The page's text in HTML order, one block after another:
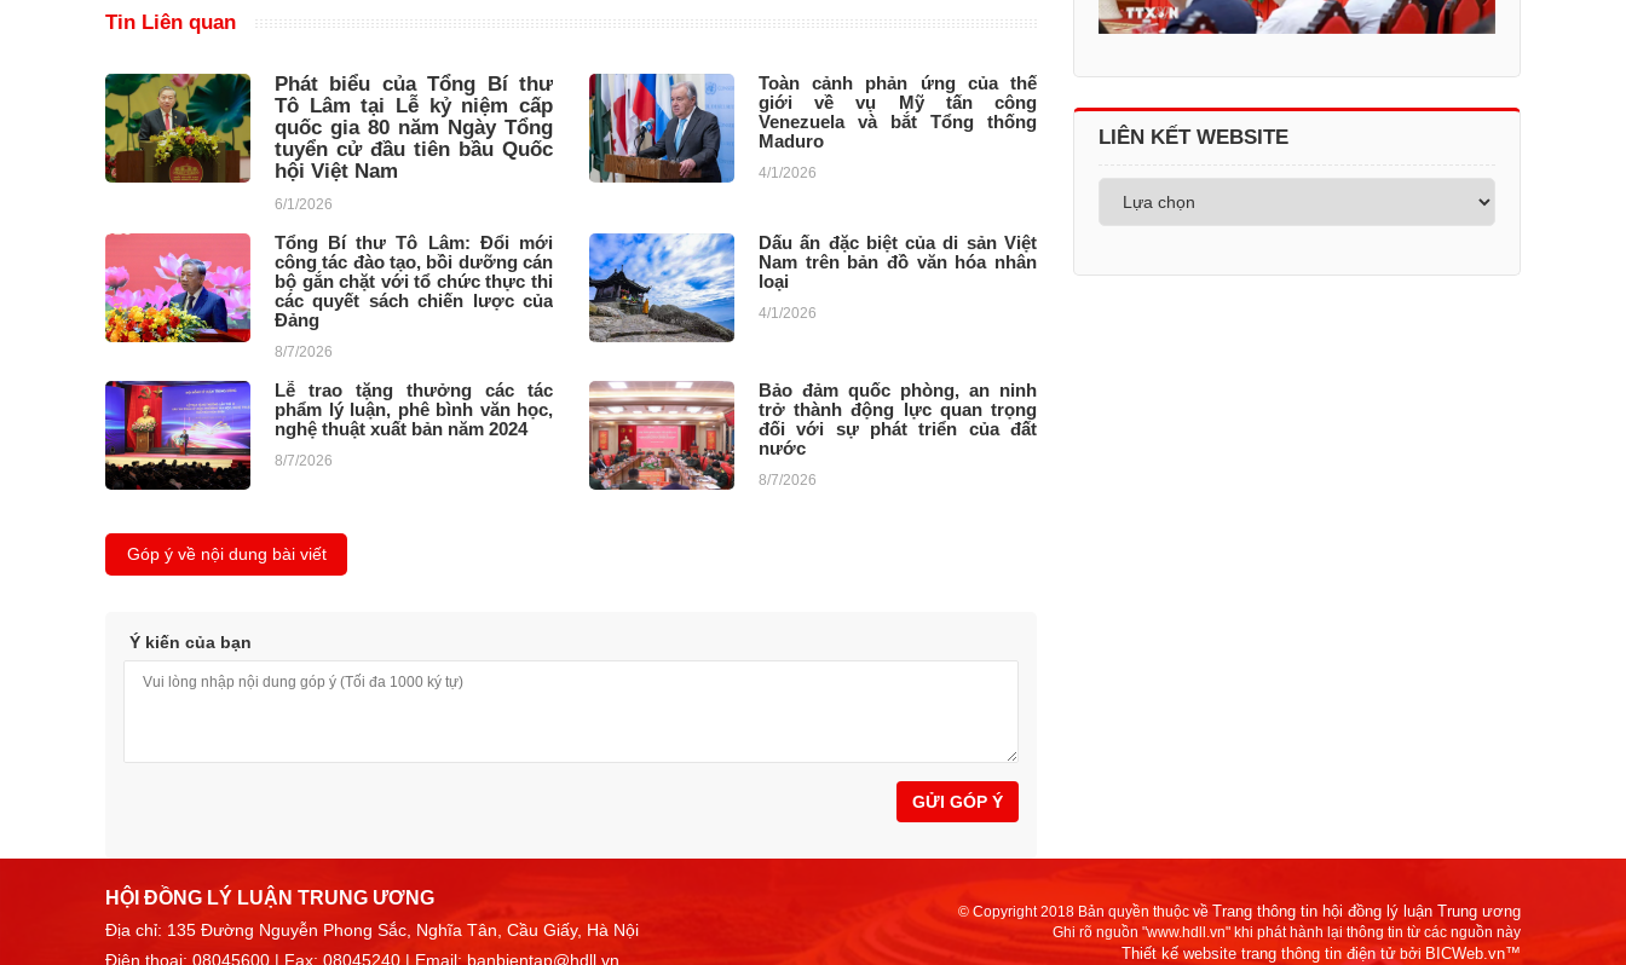
Tin Liên quan
Phát biểu của Tổng Bí thư
Tô Lâm tại Lễ kỷ niệm cấp
quốc gia 80 năm Ngày Tổng
tuyển cử đầu tiên bầu Quốc
hội Việt Nam
6/1/2026
Toàn cảnh phản ứng của thế
giới về vụ Mỹ tấn công
Venezuela và bắt Tổng thống
Maduro
4/1/2026
Tổng Bí thư Tô Lâm: Đổi mới
công tác đào tạo, bồi dưỡng cán
bộ gắn chặt với tổ chức thực thi
các quyết sách chiến lược của
Đảng
8/7/2026
Dấu ấn đặc biệt của di sản Việt
Nam trên bản đồ văn hóa nhân
loại
4/1/2026
Lễ trao tặng thưởng các tác
phẩm lý luận, phê bình văn học,
nghệ thuật xuất bản năm 2024
8/7/2026
Bảo đảm quốc phòng, an ninh
trở thành động lực quan trọng
đối với sự phát triển của đất
nước
8/7/2026
Góp ý về nội dung bài viết
Ý kiến của bạn
GỬI GÓP Ý
LIÊN KẾT WEBSITE
HỘI ĐỒNG LÝ LUẬN TRUNG ƯƠNG
Địa chỉ: 135 Đường Nguyễn Phong Sắc, Nghĩa Tân, Cầu Giấy, Hà Nội
Điện thoại: 08045600 | Fax: 08045240 | Email: banbientap@hdll.vn
© Copyright 2018 Bản quyền thuộc về Trang thông tin hội đồng lý luận Trung ương
Ghi rõ nguồn "www.hdll.vn" khi phát hành lại thông tin từ các nguồn này
Thiết kế website trang thông tin điện tử bởi BICWeb.vn™